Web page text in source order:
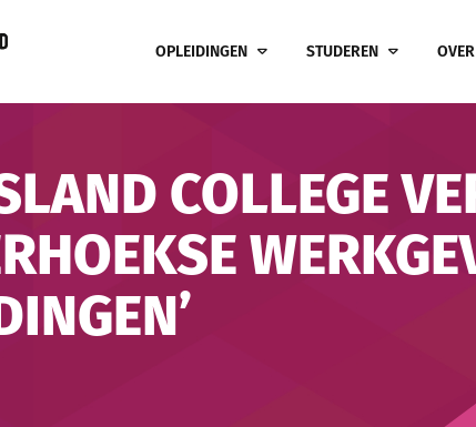
OPLEIDINGEN STUDEREN
COLLEGE